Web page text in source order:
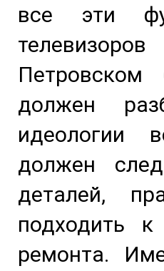
все эти
должен
идеологии
должен
деталей,
подходить
ремонта.